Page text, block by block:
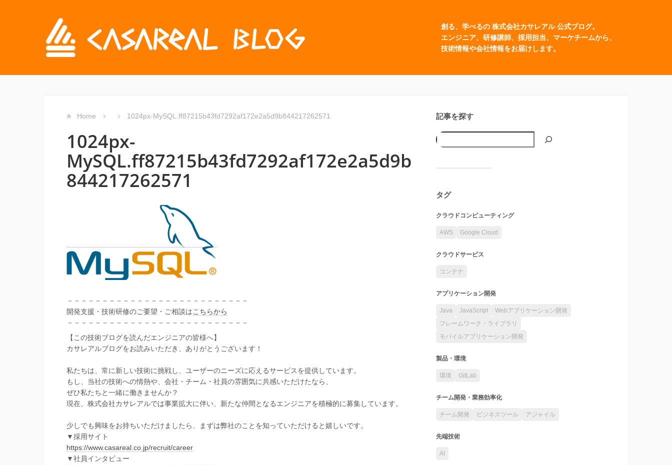
創る、学べるの 株式会社カサレアル 公式ブログ。
エンジニア、研修講師、採用担当、マーケチームから、
技術情報や会社情報をお届けします。
Home 1024px-MySQL.ff87215b43fd7292af172e2a5d9b844217262571
1024px-
MySQL.ff87215b43fd7292af172e2a5d9b
844217262571
－－－－－－－－－－－－－－－－－－－－－－－－－－
開発支援・技術研修のご要望・ご相談はこちらから
－－－－－－－－－－－－－－－－－－－－－－－－－－
【この技術ブログを読んだエンジニアの皆様へ】
カサレアルブログをお読みいただき、ありがとうございます！
私たちは、常に新しい技術に挑戦し、ユーザーのニーズに応えるサービスを提供しています。
もし、当社の技術への情熱や、会社・チーム・社員の雰囲気に共感いただけたなら、
ぜひ私たちと一緒に働きませんか？
現在、株式会社カサレアルでは事業拡大に伴い、新たな仲間となるエンジニアを積極的に募集しています。
少しでも興味をお持ちいただけましたら、まずは弊社のことを知っていただけると嬉しいです。
▼採用サイト
https://www.casareal.co.jp/recruit/career
▼社員インタビュー
記事を探す
タグ
クラウドコンピューティング
AWS Google Cloud
クラウドサービス
コンテナ
アプリケーション開発
Java JavaScript
Webアプリケーション開発
フレームワーク・ライブラリ
モバイルアプリケーション開発
製品・環境
環境 GitLab
チーム開発・業務効率化
チーム開発 ビジネスツール アジャイル
先端技術
AI